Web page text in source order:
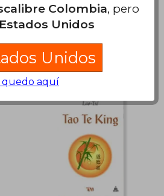
Tecnos, 2012, 3 Edición, Tapa
Blanda, Nuevo
30%
dcto.
Colombia, pero
Estados Unidos
Unidos
quedo aquí